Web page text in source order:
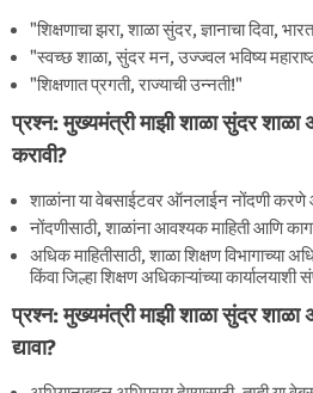
"शिक्षणाचा झरा, शाळा सुंदर, ज्ञानाचा दिवा,
"स्वच्छ शाळा, सुंदर मन, उज्ज्वल भविष्य
"शिक्षणात प्रगती, राज्याची उन्नती!"
प्रश्न:मुख्यमंत्री माझी शाळा सुंदर शाळा
करावी?
शाळांना या वेबसाईटवर ऑनलाईन नोंदणी
नोंदणीसाठी, शाळांना आवश्यक माहिती आणि
अधिक माहितीसाठी, शाळा शिक्षण
किंवा जिल्हा शिक्षण अधिकाऱ्यांच्या
प्रश्न:मुख्यमंत्री माझी शाळा सुंदर शाळा
द्यावा?